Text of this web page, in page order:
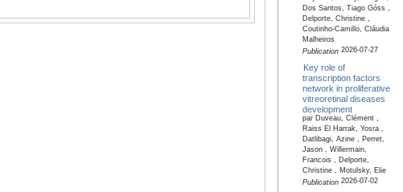
Dos Santos, Tiago Góss ,
Delporte, Christine ,
Coutinho-Camillo, Cláudia
Malheiros
Publication2026-07-27
Key role of
transcription factors
network in proliferative
vitreoretinal diseases
development
par Duveau, Clément ,
Raiss El Harrak, Yosra ,
Datlibagi, Azine , Perret,
Jason , Willermain,
Francois , Delporte,
Christine , Motulsky, Elie
Publication2026-07-02